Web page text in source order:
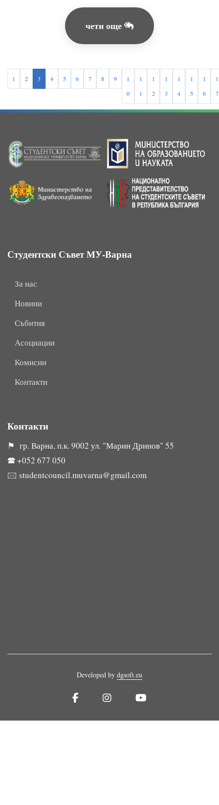
чети още
1 2 3 4 5 6 7 8 9
1
0
1
1
1
2
1
3
1
4
1
5
1
6
1
7
Студентски Съвет МУ-Варна
За нас
Новини
Събития
Асоциации
Комисии
Контакти
Контакти
⚑ гр. Варна, п.к. 9002 ул. "Марин Дринов" 55
🕿+052 677 050
🖂 studentcouncil.muvarna@gmail.com
Developed by dgsoft.eu